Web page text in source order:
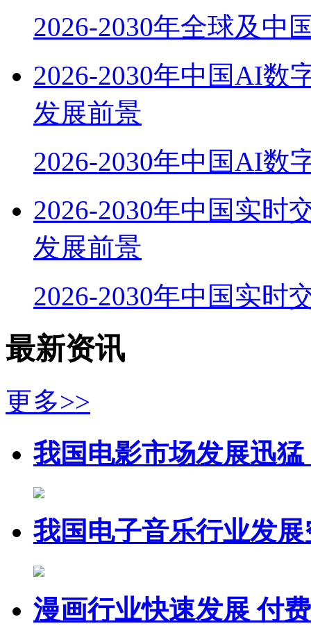
2026-2030年全球及中
2026-2030年中国AI数
发展前景
2026-2030年中国AI数
2026-2030年中国实时
发展前景
2026-2030年中国实时
最新资讯
更多>>
我国电影市场发展迅
我国电子音乐行业发
漫画行业快速发展 付